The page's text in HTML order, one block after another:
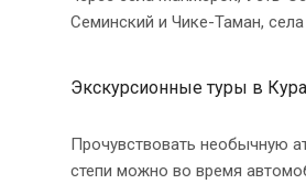
Семинский и Чике-Таман,
Экскурсионные туры в
Прочувствовать необычную
степи можно во время